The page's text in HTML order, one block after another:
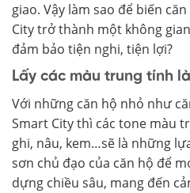
giao. Vậy làm sao để biến
City trở thành một không
đảm bảo tiện nghi, tiện lợi?
Lấy các màu trung tính
Với những căn hộ nhỏ như
Smart City thì các tone màu
ghi, nâu, kem…sẽ là những
sơn chủ đạo của căn hộ để
dựng chiều sâu, mang đến